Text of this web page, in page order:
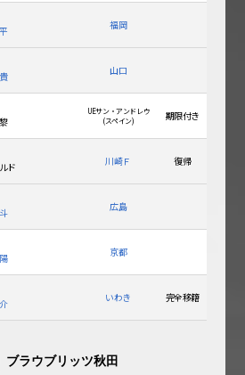
福岡
山口
UEサン・アンドレウ
(スペイン)
期限付き
ド
川崎Ｆ 復帰
広島
京都
いわき 完全移籍
ブラウブリッツ秋田